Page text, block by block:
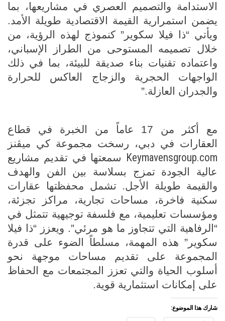
الاستدامة والتصميم العصري في مشاريعها، بما
يضمن استمرارية القيمة الاقتصادية طويلة الأمد.
ويأتي “ذا فيلا سكوير” كنموذج لهذه الرؤية، من
خلال تصميمه المستوحى من الطراز الإسباني،
واعتماده تقنيات بناء صديقة للبيئة، بما في ذلك
الواجهات الحجرية والزجاج العاكس للحرارة
والجدران العازلة.”
مع أكثر من 17 عاماً من الخبرة في قطاع
العقارات في دبي، رسخت مجموعة كي ميڤنز
Keymavensgroup.com سمعتها في تقديم مشاريع
عالية الجودة تمزج بسلاسة بين الفن والهدف
والقيمة طويلة الأجل. تشمل محفظتها عقارات
سكنية فاخرة، مساحات تجارية، مراكز تجزئة،
ومؤسسات تعليمية، مع فلسفة توجيهية تتمثل في
“الرفاهية التي تتجاوز ما هو مرئي”. ويعزز “ذا فيلا
سكوير” هذه المهمة، مسلطاً الضوء على قدرة
المجموعة على تقديم مساحات موجهة نحو
أسلوب الحياة والتي تعزز المجتمعات مع الحفاظ
على إمكانات استثمارية قوية.
شارك هذا الموضوع: